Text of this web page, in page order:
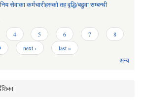
सेवाका कर्मचारीहरुको तह वृद्धि/बढुवा सम्बन्धी
4 5 6 7
8
next › last »
अन्य